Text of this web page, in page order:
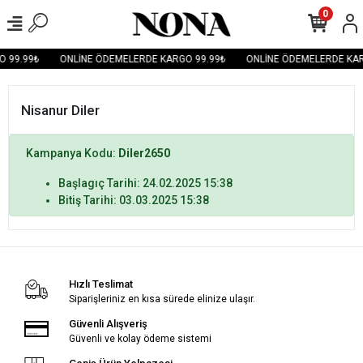
99.99₺ ONLİNE ÖDEMELERDE KARGO 99.99₺ ONLİNE ÖDEMELERDE
0
Nisanur Diler
Kampanya Kodu: Diler2650
Başlagıç Tarihi: 24.02.2025 15:38
Bitiş Tarihi: 03.03.2025 15:38
Hızlı Teslimat
Siparişleriniz en kısa sürede elinize ulaşır.
Güvenli Alışveriş
Güvenli ve kolay ödeme sistemi